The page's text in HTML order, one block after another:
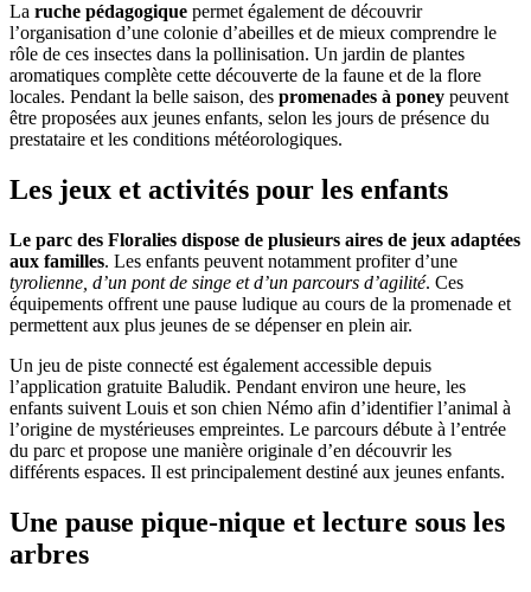
La ruche pédagogique permet également de découvrir
l’organisation d’une colonie d’abeilles et de mieux comprendre le
rôle de ces insectes dans la pollinisation. Un jardin de plantes
aromatiques complète cette découverte de la faune et de la flore
locales. Pendant la belle saison, des promenades à poney peuvent
être proposées aux jeunes enfants, selon les jours de présence du
prestataire et les conditions météorologiques.
Les jeux et activités pour les enfants
Le parc des Floralies dispose de plusieurs aires de jeux adaptées
aux familles. Les enfants peuvent notamment profiter d’une
tyrolienne, d’un pont de singe et d’un parcours d’agilité. Ces
équipements offrent une pause ludique au cours de la promenade et
permettent aux plus jeunes de se dépenser en plein air.
Un jeu de piste connecté est également accessible depuis
l’application gratuite Baludik. Pendant environ une heure, les
enfants suivent Louis et son chien Némo afin d’identifier l’animal à
l’origine de mystérieuses empreintes. Le parcours débute à l’entrée
du parc et propose une manière originale d’en découvrir les
différents espaces. Il est principalement destiné aux jeunes enfants.
Une pause pique-nique et lecture sous les
arbres